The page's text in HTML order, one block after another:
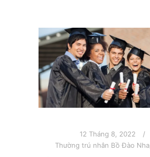
12 Tháng 8, 2022
Thường trú nhân Bồ Đào Nha,